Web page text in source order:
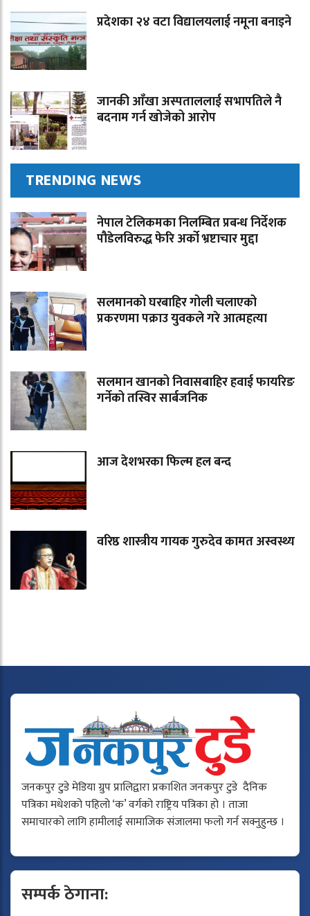
प्रदेशका २४ वटा विद्यालयलाई नमूना बनाइने
जानकी आँखा अस्पताललाई सभापतिले नै
बदनाम गर्न खोजेको आरोप
TRENDING NEWS
नेपाल टेलिकमका निलम्बित प्रबन्ध निर्देशक
पौडेलविरुद्ध फेरि अर्को भ्रष्टाचार मुद्दा
सलमानको घरबाहिर गोली चलाएको
प्रकरणमा पक्राउ युवकले गरे आत्महत्या
सलमान खानको निवासबाहिर हवाई फायरिङ
गर्नेको तस्विर सार्बजनिक
आज देशभरका फिल्म हल बन्द
वरिष्ठ शास्त्रीय गायक गुरुदेव कामत अस्वस्थ्य
जनकपुर टुडे मेडिया ग्रुप प्रालिद्वारा प्रकाशित जनकपुर टुडे दैनिक
पत्रिका मधेशको पहिलो ‘क’ वर्गको राष्ट्रिय पत्रिका हो । ताजा
समाचारको लागि हामीलाई सामाजिक संजालमा फलो गर्न सक्नुहुन्छ ।
सम्पर्क ठेगाना: